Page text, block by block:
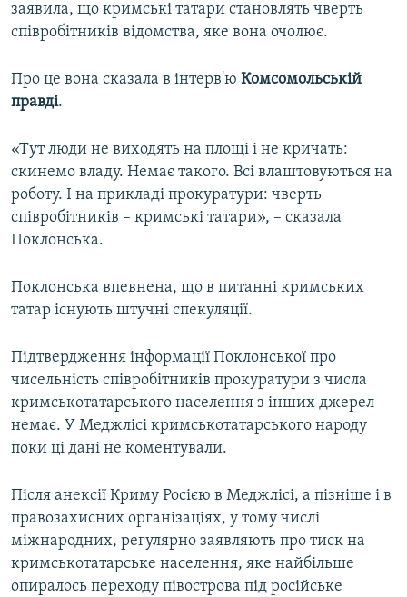
Усі сайти RFE/RL
заявила, що кримські татари становлять чверть
співробітників відомства, яке вона очолює.
Про це вона сказала в інтерв'ю Комсомольській
правді.
«Тут люди не виходять на площі і не кричать:
скинемо владу. Немає такого. Всі влаштовуються на
роботу. І на прикладі прокуратури: чверть
співробітників – кримські татари», – сказала
Поклонська.
Поклонська впевнена, що в питанні кримських
татар існують штучні спекуляції.
Підтвердження інформації Поклонської про
чисельність співробітників прокуратури з числа
кримськотатарського населення з інших джерел
немає. У Меджлісі кримськотатарського народу
поки ці дані не коментували.
Після анексії Криму Росією в Меджлісі, а пізніше і в
правозахисних організаціях, у тому числі
міжнародних, регулярно заявляють про тиск на
кримськотатарське населення, яке найбільше
опиралось переходу півострова під російське